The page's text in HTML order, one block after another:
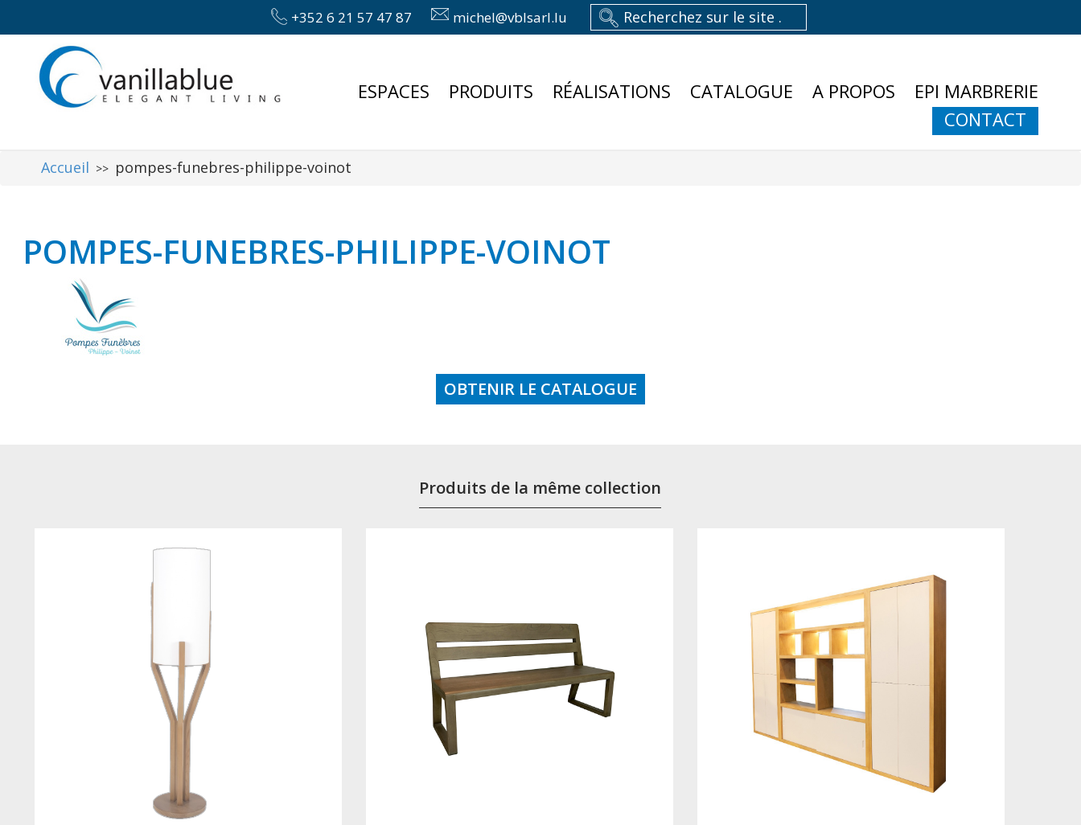
+352 6 21 57 47 87 michel@vblsarl.lu
ESPACES PRODUITS RÉALISATIONS CATALOGUE A PROPOS
EPI MARBRERIE
CONTACT
Accueil >> pompes-funebres-philippe-voinot
POMPES-FUNEBRES-PHILIPPE-VOINOT
OBTENIR LE CATALOGUE
Produits de la même collection